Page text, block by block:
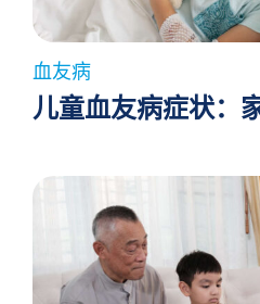
血友病
儿童血友病症状：